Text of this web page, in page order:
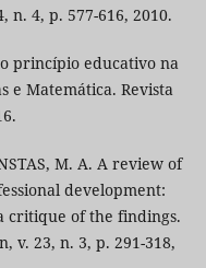
n. 4, p. 577-616, 2010.
princípio educativo na
e Matemática. Revista
M. A. A review of
development:
critique of the findings.
v. 23, n. 3, p. 291-318,